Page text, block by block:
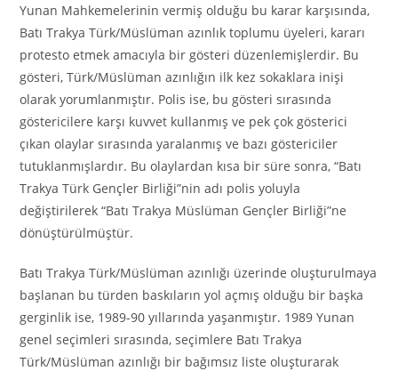
Yunan Mahkemelerinin vermiş olduğu bu karar karşısında,
Batı Trakya Türk/Müslüman azınlık toplumu üyeleri, kararı
protesto etmek amacıyla bir gösteri düzenlemişlerdir. Bu
gösteri, Türk/Müslüman azınlığın ilk kez sokaklara inişi
olarak yorumlanmıştır. Polis ise, bu gösteri sırasında
göstericilere karşı kuvvet kullanmış ve pek çok gösterici
çıkan olaylar sırasında yaralanmış ve bazı göstericiler
tutuklanmışlardır. Bu olaylardan kısa bir süre sonra, “Batı
Trakya Türk Gençler Birliği”nin adı polis yoluyla
değiştirilerek “Batı Trakya Müslüman Gençler Birliği”ne
dönüştürülmüştür.
Batı Trakya Türk/Müslüman azınlığı üzerinde oluşturulmaya
başlanan bu türden baskıların yol açmış olduğu bir başka
gerginlik ise, 1989-90 yıllarında yaşanmıştır. 1989 Yunan
genel seçimleri sırasında, seçimlere Batı Trakya
Türk/Müslüman azınlığı bir bağımsız liste oluşturarak